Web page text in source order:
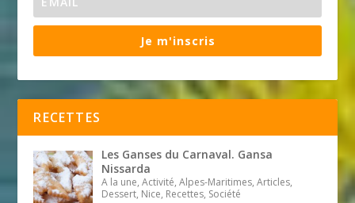
Je m'inscris
RECETTES
Les Ganses du Carnaval. Gansa
Nissarda
A la une, Activité, Alpes-Maritimes, Articles,
Dessert, Nice, Recettes, Société